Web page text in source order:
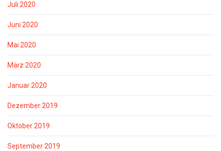
Juli 2020
Juni 2020
Mai 2020
März 2020
Januar 2020
Dezember 2019
Oktober 2019
September 2019